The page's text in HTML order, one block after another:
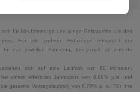
für Neufahrzeuge und junge Gebrauchte um den
Für alle anderen Fahrzeuge entspricht der
für das jeweilige Fahrzeug, der jemals an auto.de
sich auf eine Laufzeit von 60 Monaten,
einem effektiven Jahreszins von 6,99% p.a. und
gesamte Vertragslaufzeit) von 6,78% p. a.. Für Ihre